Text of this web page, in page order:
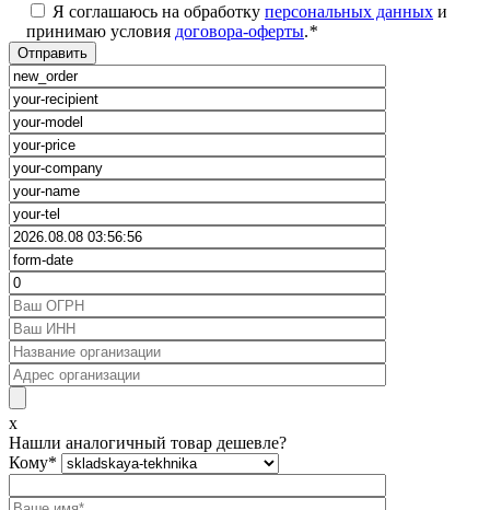
Я соглашаюсь на обработку персональных данных и
принимаю условия договора-оферты.*
x
Нашли аналогичный товар дешевле?
Кому*